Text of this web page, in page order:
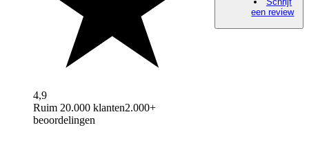
4,9
Ruim 20.000 klanten2.000+
beoordelingen
een review